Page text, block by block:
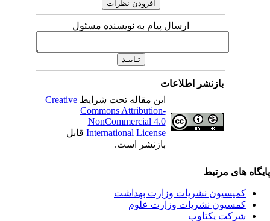
ارسال پیام به نویسنده مسئول
بازنشر اطلاعات
این مقاله تحت شرایطCreative
Commons Attribution-
NonCommercial 4.0
International Licenseقابل
بازنشر است.
های مرتبط
کمیسیون نشریات وزارت بهداشت
کمسیون نشریات وزارت علوم
شرکت یکتاوب